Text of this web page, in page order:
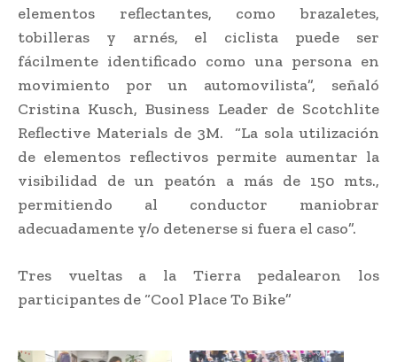
elementos reflectantes, como brazaletes,
tobilleras y arnés, el ciclista puede ser
fácilmente identificado como una persona en
movimiento por un automovilista”, señaló
Cristina Kusch, Business Leader de Scotchlite
Reflective Materials de 3M. “La sola utilización
de elementos reflectivos permite aumentar la
visibilidad de un peatón a más de 150 mts.,
permitiendo al conductor maniobrar
adecuadamente y/o detenerse si fuera el caso”.
Tres vueltas a la Tierra pedalearon los
participantes de “Cool Place To Bike”